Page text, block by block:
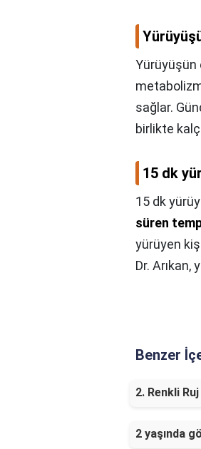
Yürüyüşün
sağlar.
birlikte
15 dk
15 dk
süren
yürüyen
Dr.
Benzer
2. Renkli Ruj
2 yaşında